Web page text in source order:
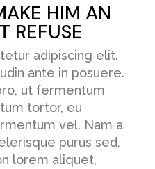
HIM AN
REFUSE
adipiscing elit.
ante in posuere.
ut fermentum
tortor, eu
vel. Nam a
purus sed,
lorem aliquet,